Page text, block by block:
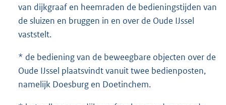
van dijkgraaf en heemraden de bedieningstijden van
de sluizen en bruggen in en over de Oude IJssel
vaststelt.
* de bediening van de beweegbare objecten over de
Oude IJssel plaatsvindt vanuit twee bedienposten,
namelijk Doesburg en Doetinchem.